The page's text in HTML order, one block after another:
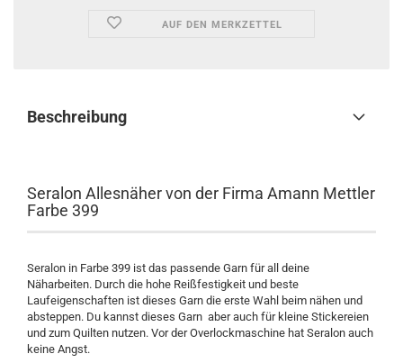
AUF DEN MERKZETTEL
Beschreibung
Seralon Allesnäher von der Firma Amann Mettler
Farbe 399
Seralon in Farbe 399 ist das passende Garn für all deine
Näharbeiten. Durch die hohe Reißfestigkeit und beste
Laufeigenschaften ist dieses Garn die erste Wahl beim nähen und
absteppen. Du kannst dieses Garn aber auch für kleine Stickereien
und zum Quilten nutzen. Vor der Overlockmaschine hat Seralon auch
keine Angst.